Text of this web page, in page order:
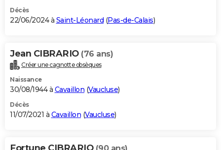
Décès
22/06/2024 à Saint-Léonard (Pas-de-Calais)
Jean CIBRARIO (76 ans)
Créer une cagnotte obsèques
Naissance
30/08/1944 à Cavaillon (Vaucluse)
Décès
11/07/2021 à Cavaillon (Vaucluse)